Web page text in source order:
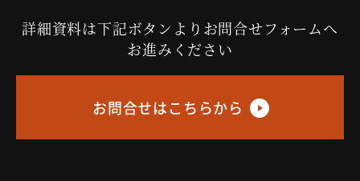
詳細資料は下記ボタンよりお問合せフォームへ
お進みください
お問合せはこちらから